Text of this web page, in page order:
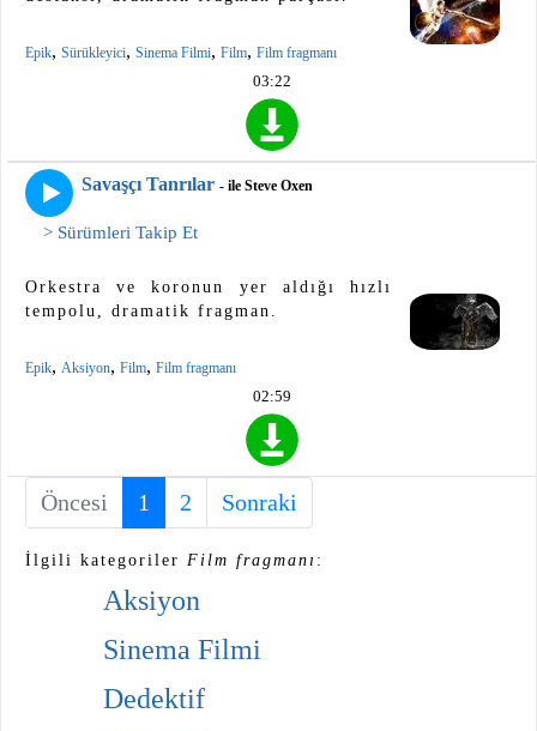
Epik, Sürükleyici, Sinema Filmi, Film, Film fragmanı
03:22
Savaşçı Tanrılar - ile Steve Oxen
> Sürümleri Takip Et
Orkestra ve koronun yer aldığı hızlı
tempolu, dramatik fragman.
Epik, Aksiyon, Film, Film fragmanı
02:59
Öncesi 1 (current)
2 Sonraki
İlgili kategoriler Film fragmanı :
Aksiyon
Sinema Filmi
Dedektif